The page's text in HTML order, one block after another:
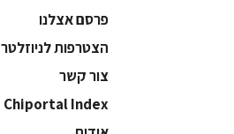
פרסם אצלנו
הצטרפות לניוזלטר
צור קשר
Chiportal Index